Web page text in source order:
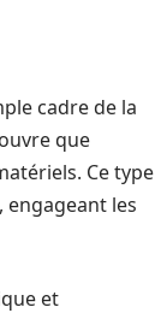
cadre de la
que
Ce type
engageant les
et